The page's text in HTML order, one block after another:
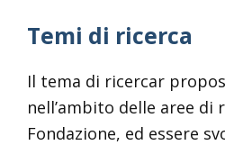
Temi di ricerca
Il tema di ricercar
nell’ambito delle aree di
Fondazione, ed essere